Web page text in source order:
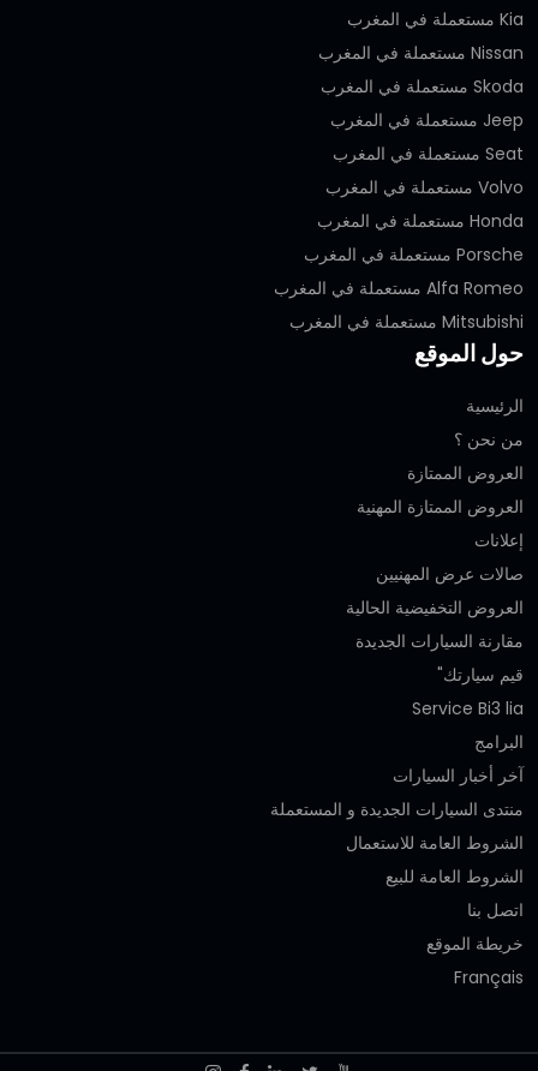
Kia مستعملة في المغرب
Nissan مستعملة في المغرب
Skoda مستعملة في المغرب
Jeep مستعملة في المغرب
Seat مستعملة في المغرب
Volvo مستعملة في المغرب
Honda مستعملة في المغرب
Porsche مستعملة في المغرب
Alfa Romeo مستعملة في المغرب
Mitsubishi مستعملة في المغرب
حول الموقع
الرئيسية
من نحن ؟
العروض الممتازة
العروض الممتازة المهنية‎
إعلانات
صالات عرض المهنيين
العروض التخفيضية الحالية
مقارنة السيارات الجديدة
قيم سيارتك"
Service Bi3 lia
البرامج
آخر أخبار السيارات
منتدى السيارات الجديدة و المستعملة
الشروط العامة للاستعمال
الشروط العامة للبيع
اتصل بنا
خريطة الموقع
Français